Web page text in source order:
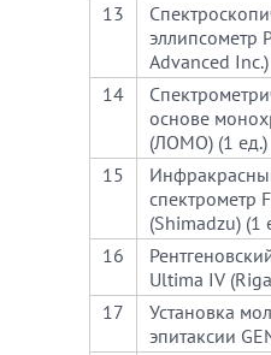
13
эллипсометр
Advanced
14
основе
(ЛОМО) (1 ед.)
15
спектрометр
(Shimadzu) (1
16
Ultima IV
17
Установка
эпитаксии